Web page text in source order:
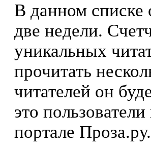
В данном списке
две недели.
уникальных
прочитать
читателей он
это
портале Проза.ру.